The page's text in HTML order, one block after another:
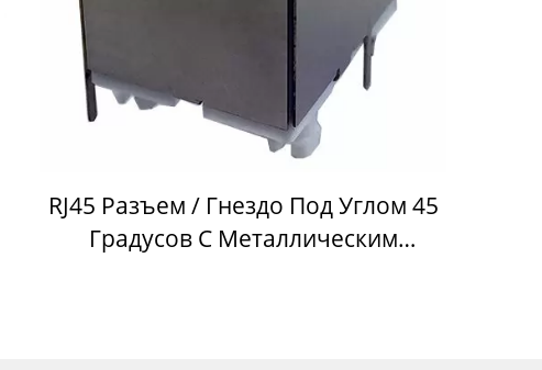
RJ45 Разъем / Гнездо Под Углом 45
Градусов С Металлическим